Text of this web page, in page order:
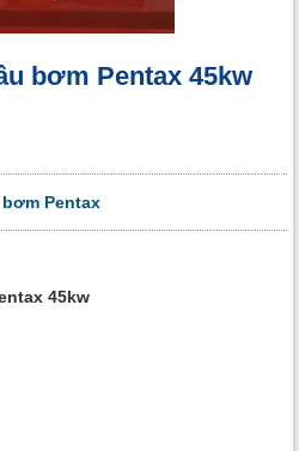
bơm Pentax 45kw
Pentax
45kw